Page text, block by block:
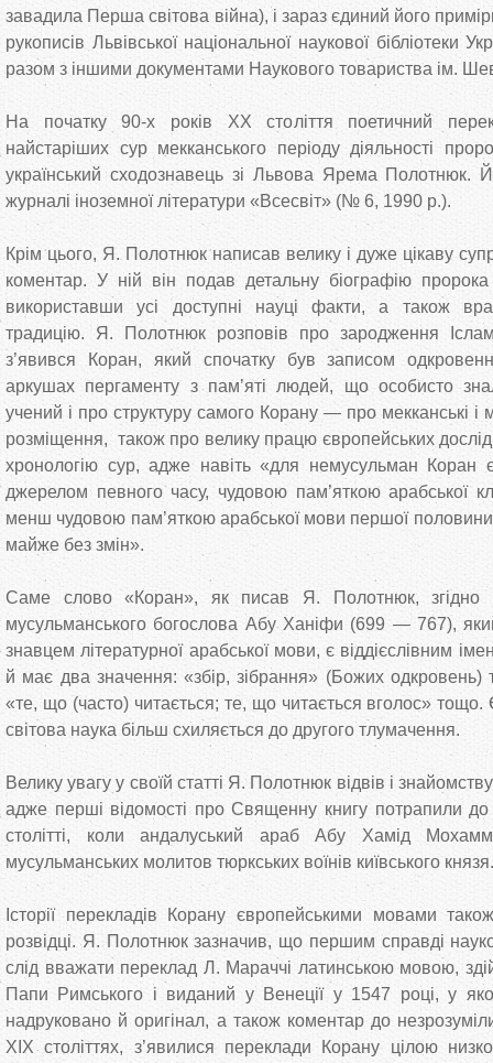
завадила Перша світова війна), і зараз єдиний його
рукописів Львівської національної наукової бібліотеки
разом з іншими документами Наукового товариства ім.
На початку 90-х років ХХ століття поетичний
найстаріших сур мекканського періоду діяльності
український сходознавець зі Львова Ярема Полотнюк.
журналі іноземної літератури «Всесвіт» (№ 6, 1990 р.).
Крім цього, Я. Полотнюк написав велику і дуже цікаву
коментар. У ній він подав детальну біографію
використавши усі доступні науці факти, а також
традицію. Я. Полотнюк розповів про зародження
з’явився Коран, який спочатку був записом
аркушах пергаменту з пам’яті людей, що особисто
учений і про структуру самого Корану — про мекканські і
розміщення, також про велику працю європейських
хронологію сур, адже навіть «для немусульман Коран
джерелом певного часу, чудовою пам’яткою арабської
менш чудовою пам’яткою арабської мови першої
майже без змін».
Саме слово «Коран», як писав Я. Полотнюк, згідно
мусульманського богослова Абу Ханіфи (699 — 767),
знавцем літературної арабської мови, є віддієслівним
й має два значення: «збір, зібрання» (Божих одкровень)
«те, що (часто) читається; те, що читається вголос» тощо.
світова наука більш схиляється до другого тлумачення.
Велику увагу у своїй статті Я. Полотнюк відвів і
адже перші відомості про Священну книгу потрапили
столітті, коли андалуський араб Абу Хамід
мусульманських молитов тюркських воїнів київського князя.
Історії перекладів Корану європейськими мовами
розвідці. Я. Полотнюк зазначив, що першим справді
слід вважати переклад Л. Мараччі латинською мовою,
Папи Римського і виданий у Венеції у 1547 році, у
надруковано й оригінал, а також коментар до
XIX століттях, з’явилися переклади Корану цілою